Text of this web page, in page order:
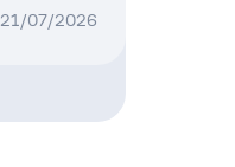
21/07/2026